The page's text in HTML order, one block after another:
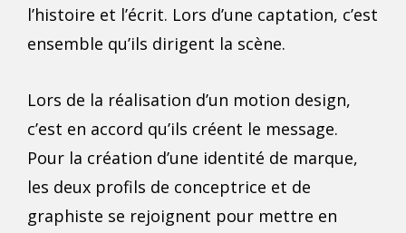
l’histoire et l’écrit. Lors d’une captation, c’est
ensemble qu’ils dirigent la scène.
Lors de la réalisation d’un motion design,
c’est en accord qu’ils créent le message.
Pour la création d’une identité de marque,
les deux profils de conceptrice et de
graphiste se rejoignent pour mettre en